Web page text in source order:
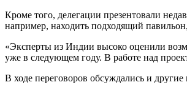
Кроме того, делегации презентовали
например, находить подходящий
«Эксперты из Индии высоко оценили
уже в следующем году. В работе над
В ходе переговоров обсуждались и